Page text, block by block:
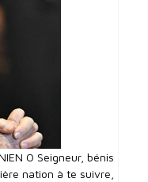
O Seigneur, bénis
nation à te suivre,